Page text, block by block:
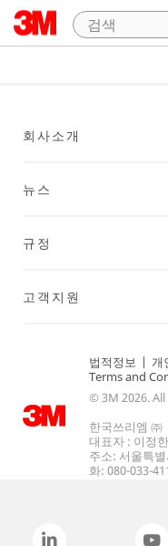
회사소개
뉴스
규정
고객지원
법적정보 | 개
Terms and
© 3M 2026.
한국쓰리엠 ㈜
대표자 : 이정
주소: 서울특
화: 080-033-